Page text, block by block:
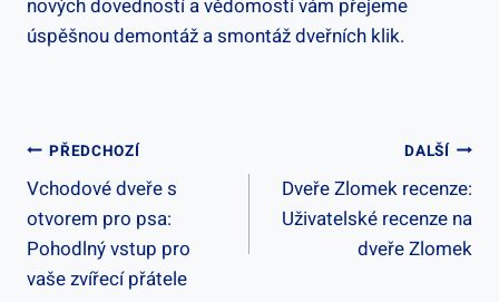
nových dovedností a vědomostí vám přejeme
úspěšnou demontáž a smontáž dveřních klik.
Navigace
Pro
Příspěvek
PŘEDCHOZÍ
Vchodové dveře s
otvorem pro psa:
Pohodlný vstup pro
vaše zvířecí přátele
DALŠÍ
Dveře Zlomek recenze:
Uživatelské recenze na
dveře Zlomek